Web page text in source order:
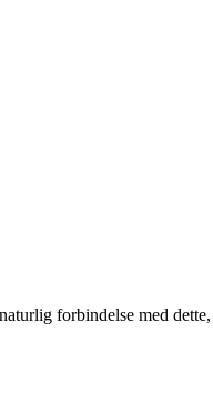
forbindelse med